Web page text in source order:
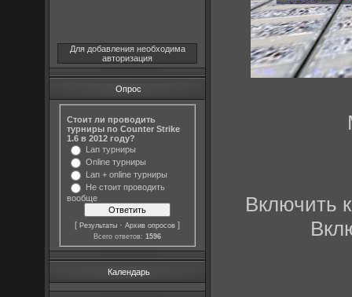
Для добавления необходима
авторизация
Опрос
Стоит ли проводить
турниры по Counter Strike
1.6 в 2012 году?
Lan турниры
Online турниры
Lan + online турниры
Не стоит проводить
вообще
[Результаты ·Архив опросов ]
Всего ответов:1596
Календарь
Включить